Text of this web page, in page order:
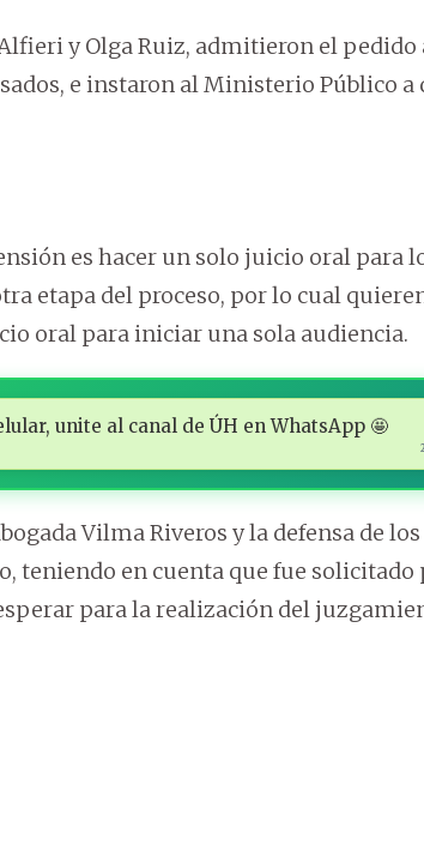
y Olga Ruiz, admitieron el pedido
e instaron al Ministerio Público a
es hacer un solo juicio oral para
etapa del proceso, por lo cual
oral para iniciar una sola audiencia.
unite al canal de ÚH en WhatsApp 🤩
Vilma Riveros y la defensa de
teniendo en cuenta que fue
para la realización del